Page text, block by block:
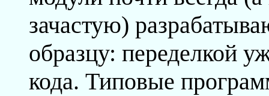
зачастую)
образцу: переделкой
кода. Типовые